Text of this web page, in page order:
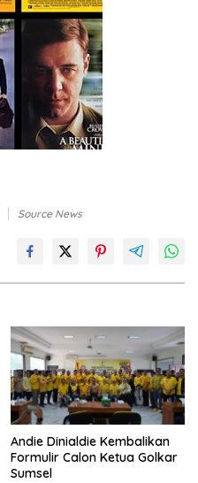
Source News
Andie Dinialdie Kembalikan
Formulir Calon Ketua Golkar
Sumsel